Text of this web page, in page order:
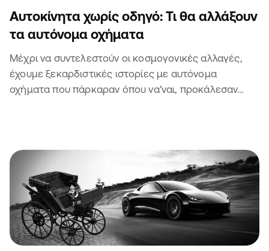
Αυτοκίνητα χωρίς οδηγό: Τι θα αλλάξουν
τα αυτόνομα οχήματα
Μέχρι να συντελεστούν οι κοσμογονικές αλλαγές,
έχουμε ξεκαρδιστικές ιστορίες με αυτόνομα
οχήματα που πάρκαραν όπου να'ναι, προκάλεσαν